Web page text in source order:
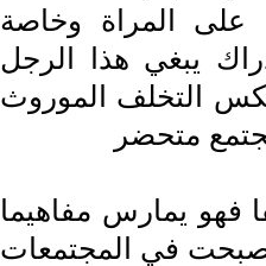
المراة وخاصة
يبغي هذا الرجل
التخلف الموروث
متحضر
فهو يمارس مفاهيما
في المجتمعات